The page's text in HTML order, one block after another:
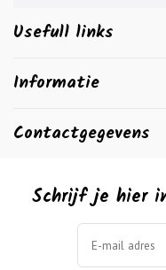
Usefull links
Informatie
Contactgegevens
Schrijf je hier